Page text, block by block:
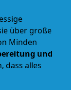
über große
Minden
und
dass alles